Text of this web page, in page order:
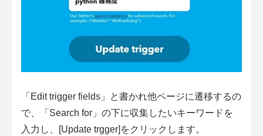
「Edit trigger fields」と書かれ他ページに遷移するの
で、「Search for」の下に収集したいキーワードを
入力し、[Update trgger]をクリックします。